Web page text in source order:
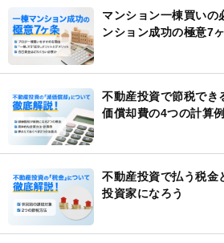
マンション一棟買いの
ンション成功の極意7
不動産投資で節税でき
価償却費の4つの計算例
不動産投資で払う税金
投資家になろう